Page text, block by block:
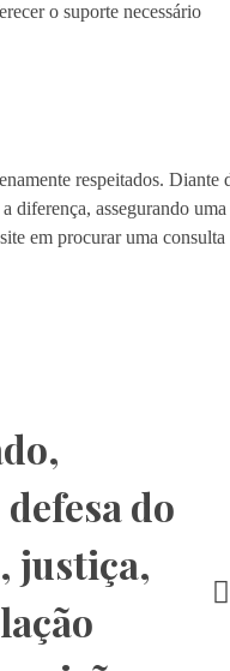
o suporte necessário
respeitados. Diante
diferença, assegurando uma
em procurar uma consulta
,
defesa do
, justiça,